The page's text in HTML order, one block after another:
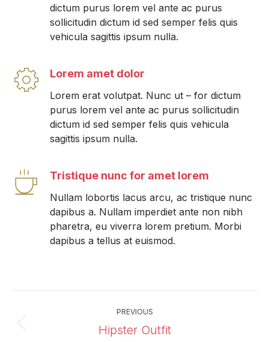
dictum purus lorem vel ante ac purus
sollicitudin dictum id sed semper felis quis
vehicula sagittis ipsum nulla.
Lorem amet dolor
Lorem erat volutpat. Nunc ut – for dictum
purus lorem vel ante ac purus sollicitudin
dictum id sed semper felis quis vehicula
sagittis ipsum nulla.
Tristique nunc for amet lorem
Nullam lobortis lacus arcu, ac tristique nunc
dapibus a. Nullam imperdiet ante non nibh
pharetra, eu viverra lorem pretium. Morbi
dapibus a tellus at euismod.
navigation
PREVIOUS
Previous
Hipster Outfit